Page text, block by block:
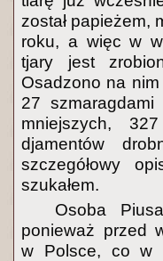
został papieżem,
roku, a więc w
tjary jest
Osadzono na
27
mniejszych,
djamentów
szczegółowy
szukałem.
Osoba
ponieważ przed
w Polsce, co w